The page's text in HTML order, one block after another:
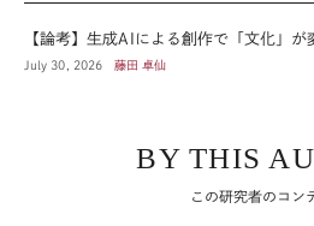
【論考】生成AIによる創作で「文化」が
July 30, 2026 藤田 卓仙
BY THIS
この研究者のコン